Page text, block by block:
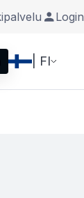
Login
| FI